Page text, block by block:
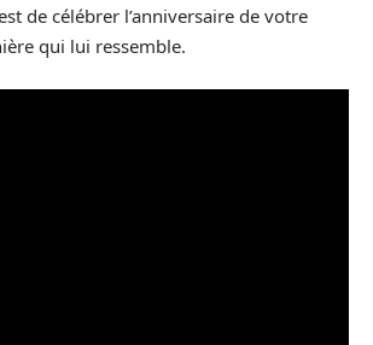
de célébrer l’anniversaire de votre
qui lui ressemble.